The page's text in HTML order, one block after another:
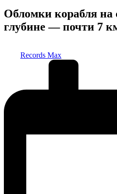
Обломки корабля
глубине — почти 7
Records Max